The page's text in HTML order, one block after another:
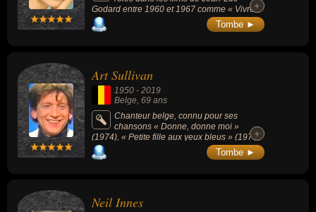
Godard entre 1960 et 1967 comme « Vivre
sa vie » (1962), « Bande à part » (1964) ou «
Pierrot le Fou » (1965).
+
+
Tombe ►
Art Sullivan
1950 - 2019
Belge , 69 ans
Chanteur belge, connu pour ses
chansons « Donne, donne moi »
(1974), « Petite fille aux yeux bleus » (1973)
ou « Une larme d'amour » (1973).
+
+
Tombe ►
Neil Innes